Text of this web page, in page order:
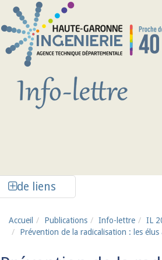
Aller au contenu principal
de liens
Accueil Publications Info-lettre IL
Prévention de la radicalisation : les élus